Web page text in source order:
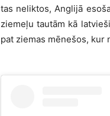
tas neliktos, Anglijā
ziemeļu tautām kā
pat ziemas mēnešos, kur